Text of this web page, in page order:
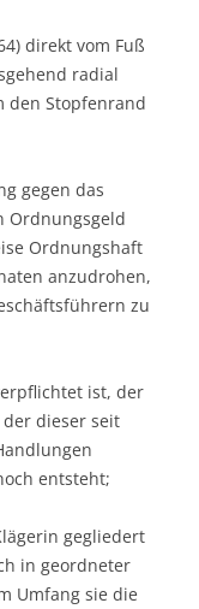
direkt vom Fuß
radial
den Stopfenrand
gegen das
Ordnungsgeld
Ordnungshaft
anzudrohen,
zu
ist, der
dieser seit
entsteht;
gegliedert
in geordneter
Umfang sie die